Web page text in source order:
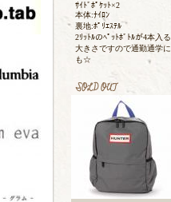
ｻｲﾄﾞﾎﾟｹｯﾄ×2
本体:ﾅｲﾛﾝ
裏地:ﾎﾟﾘｴｽﾃﾙ
2ﾘｯﾄﾙのﾍﾟｯﾄﾎﾞﾄﾙが4本入る
大きさですので通勤通学に
も☆